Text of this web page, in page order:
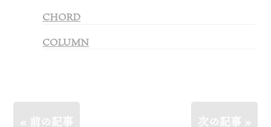
CHORD
COLUMN
« 前の記事 次の記事 »